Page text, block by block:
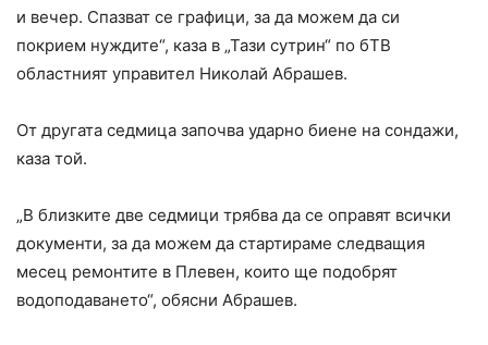
и вечер. Спазват се графици, за да можем да си
покрием нуждите“, каза в „Тази сутрин“ по бТВ
областният управител Николай Абрашев.
От другата седмица започва ударно биене на сондажи,
каза той.
„В близките две седмици трябва да се оправят всички
документи, за да можем да стартираме следващия
месец ремонтите в Плевен, които ще подобрят
водоподаването“, обясни Абрашев.